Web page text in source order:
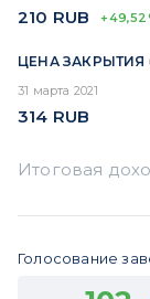
210 RUB
ЦЕНА ЗАКРЫТИЯ
31 марта 2021
314 RUB
Голосование